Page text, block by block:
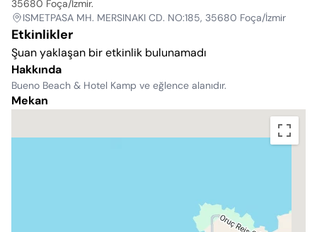
35680 Foça/İzmir.
ISMETPASA MH. MERSINAKI CD. NO:185, 35680 Foça/İzmir
Etkinlikler
Şuan yaklaşan bir etkinlik bulunamadı
Hakkında
Bueno Beach & Hotel Kamp ve eğlence alanıdır.
Mekan